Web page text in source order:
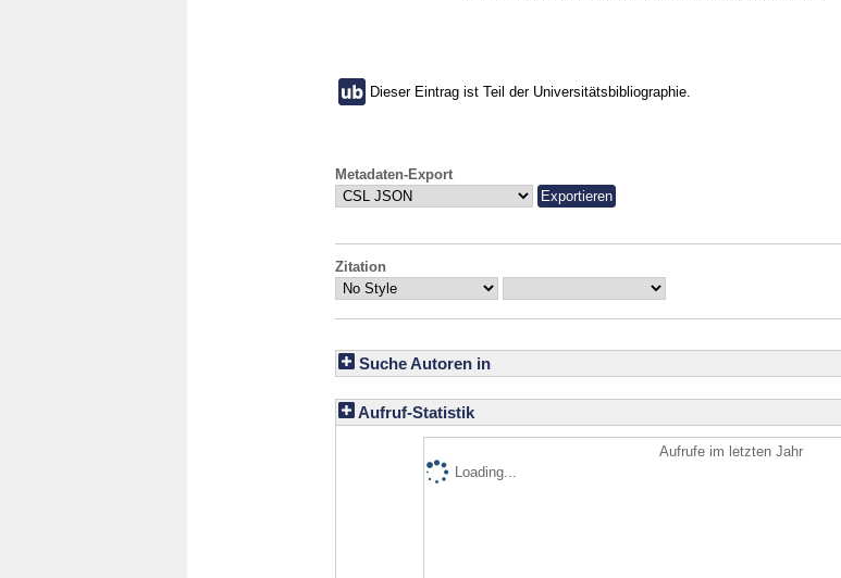
Dieser Eintrag ist Teil der Universitätsbibliographie.
Metadaten-Export
Zitation
Suche Autoren in
Aufruf-Statistik
Aufrufe im letzten Jahr
Loading...